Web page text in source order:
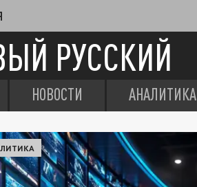
РУССКИЙ
НОВОСТИ АНАЛИТИКА